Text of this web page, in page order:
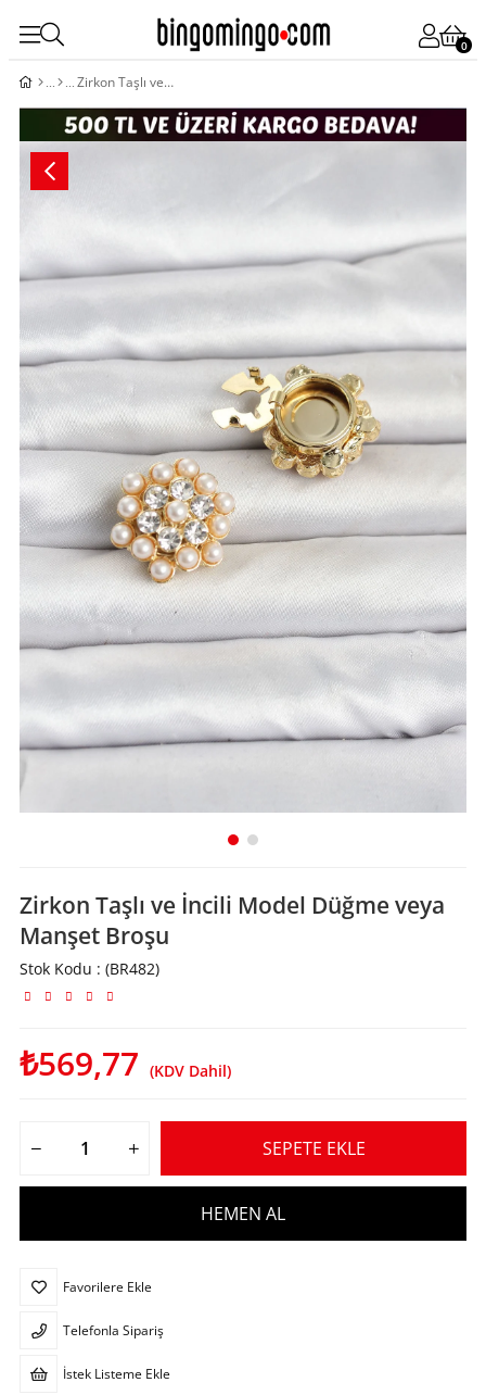
0
Zirkon Taşlı ve İncili Model Düğme veya Manşet Broşu
Zirkon Taşlı ve İncili Model Düğme veya
Manşet Broşu
Stok Kodu (BR482)
₺569,77 (KDV Dahil)
Favorilere Ekle
Telefonla Sipariş
İstek Listeme Ekle